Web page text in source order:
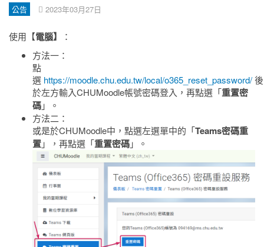
公告 2023年03月27日
使用【電腦】
：
方法一：
點
選 https://moodle.chu.edu.tw/local/o365_reset_password/
於左方輸入CHUMoodle帳號密碼登入， 再點選「重置密
碼」
。
方法二：
或是於CHUMoodle中 ，點選左選單中的「Teams密碼重
置」，再點選「重置密碼」 。